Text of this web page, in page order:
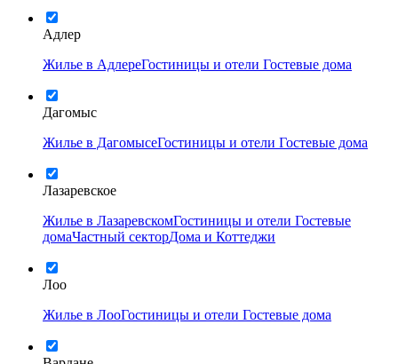
Адлер
Жилье в АдлереГостиницы и отели Гостевые дома
Дагомыс
Жилье в ДагомысеГостиницы и отели Гостевые дома
Лазаревское
Жилье в ЛазаревскомГостиницы и отели Гостевые
домаЧастный секторДома и Коттеджи
Лоо
Жилье в ЛооГостиницы и отели Гостевые дома